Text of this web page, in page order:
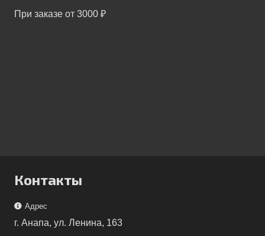
При заказе от 3000 ₽
Контакты
Адрес
г. Анапа, ул. Ленина, 163